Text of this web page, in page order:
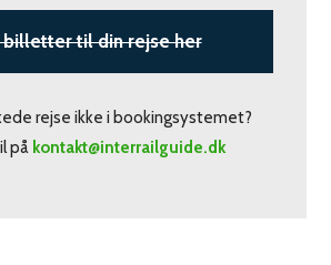
billetter til din rejse her
rejse ikke i bookingsystemet?
på kontakt@interrailguide.dk